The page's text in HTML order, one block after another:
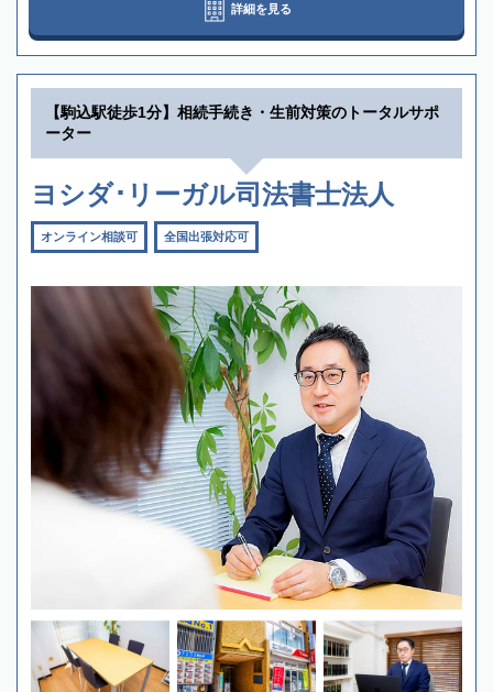
詳細を見る
【駒込駅徒歩1分】相続手続き・生前対策のトータルサポ
ーター
ヨシダ･リーガル司法書士法人
オンライン相談可 全国出張対応可